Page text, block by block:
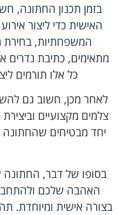
בזמן תכנון החתונה,
האישית כדי ליצור
המשפחתיות, בחירת
מתאימים, כתיבת נדרים
כל אלו תורמים
לאחר מכן, חשוב גם
צלמים מקצועיים
יחד מבטיחים
בסופו של דבר,
האהבה שלכם
בצורה אישית ומיוחדת.